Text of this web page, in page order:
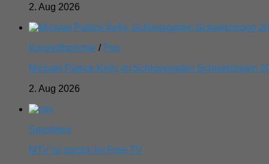
2. Aug 2026
Konzertberichte / Pop
Michael Patrick Kelly im Schlossgarten Schwetzingen
2. Aug 2026
Sonstiges
MTV ist zurück im Free-TV